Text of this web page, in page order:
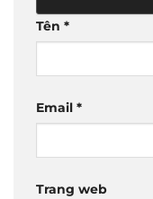
Tên *
Email *
Trang web